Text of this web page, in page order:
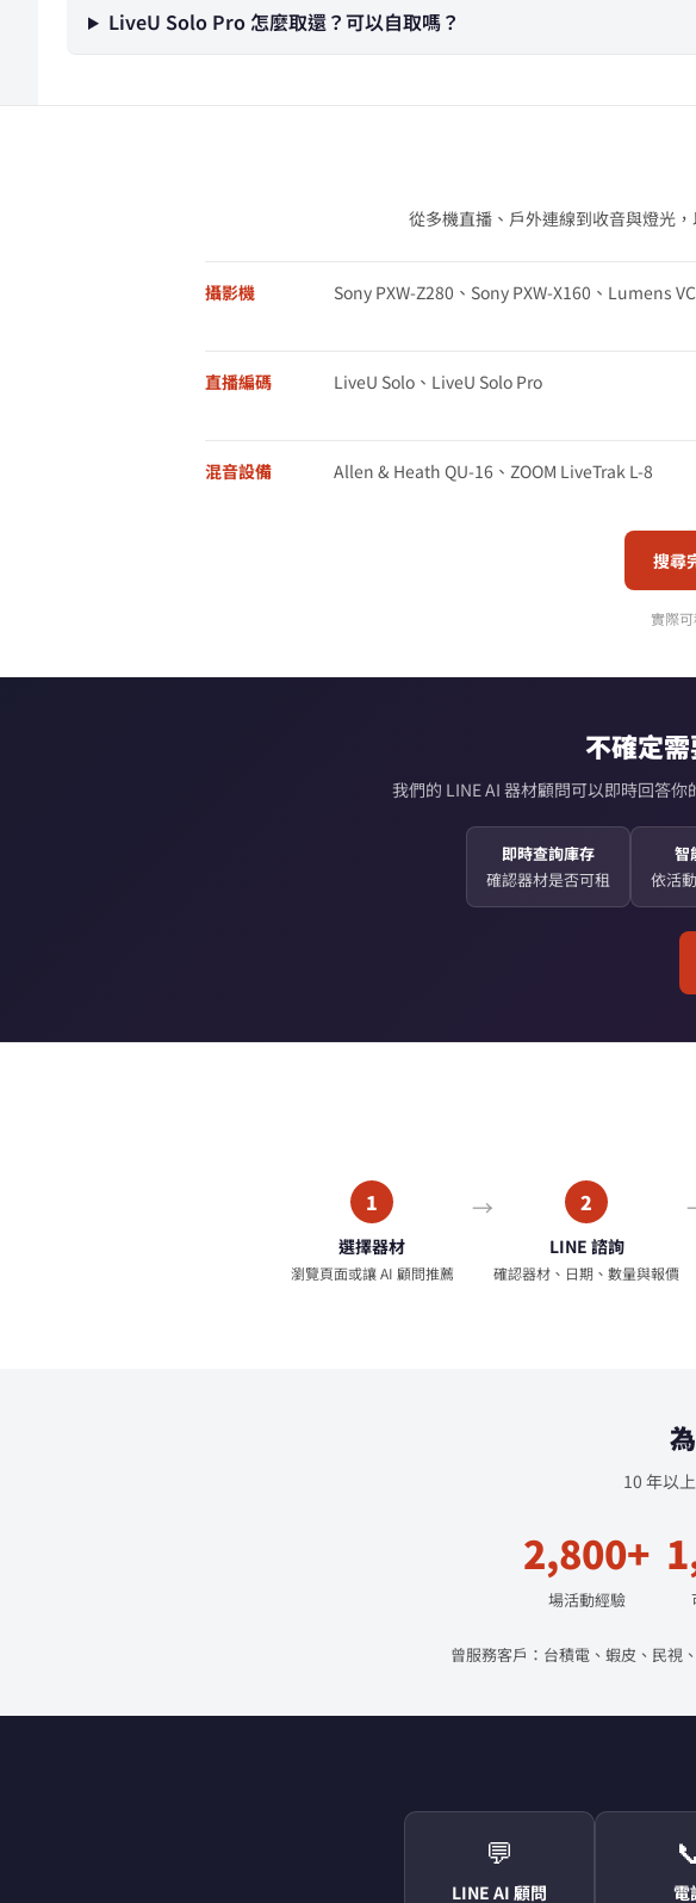
LiveU Solo Pro 怎麼取還？可以自取嗎？
從多機直播、戶外連線到收音與燈光
攝影機 Sony PXW-Z280、Sony PXW-X160、Lumens
直播編碼 LiveU Solo、LiveU Solo Pro
混音設備 Allen & Heath QU-16、ZOOM LiveTrak L-8
搜尋
實際
不確定
我們的 LINE AI 器材顧問可以即時回答
即時查詢庫存
確認器材是否可租
智
依活
1
選擇器材
瀏覽頁面或讓 AI 顧問推薦
2
LINE 諮詢
確認器材、日期、數量與報價
10 年以
2,800+
場活動經驗
曾服務客戶：台積電、蝦皮、民視
💬
LINE AI 顧問 電